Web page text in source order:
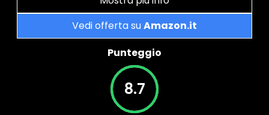
Vedi offerta suAmazon.it
Punteggio
8.7